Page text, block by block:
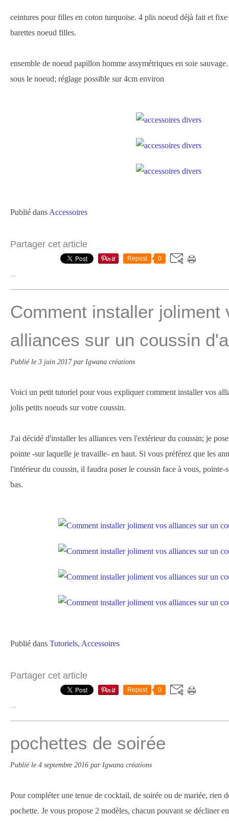
ceintures pour filles en coton turquoise. 4 plis noeud déjà fait et
barettes noeud filles.
ensemble de noeud papillon homme assymétriques en soie
sous le noeud; réglage possible sur 4cm environ
Publié dans Accessoires
Partager cet article
Repost 0
Comment installer joliment
alliances sur un coussin
Publié le 3 juin 2017par Igwana créations
Voici un petit tutoriel pour vous expliquer comment installer vos
jolis petits noeuds sur votre coussin.
J'ai décidé d'installer les alliances vers l'extérieur du coussin; je
pointe -sur laquelle je travaille- en haut. Si vous préférez que les
l'intérieur du coussin, il faudra poser le coussin face à vous,
bas.
Publié dans Tutoriels, Accessoires
Partager cet article
Repost 0
pochettes de soirée
Publié le 4 septembre 2016 par Igwana créations
Pour compléter une tenue de cocktail, de soirée ou de mariée, rien
pochette. Je vous propose 2 modèles, chacun pouvant se décliner